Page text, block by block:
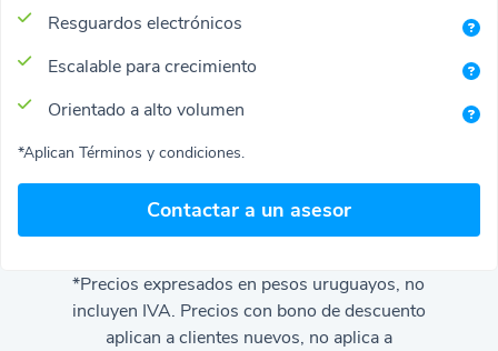
Resguardos electrónicos
Escalable para crecimiento
Orientado a alto volumen
*Aplican Términos y condiciones.
Contactar a un asesor
*Precios expresados en pesos uruguayos, no
incluyen IVA. Precios con bono de descuento
aplican a clientes nuevos, no aplica a